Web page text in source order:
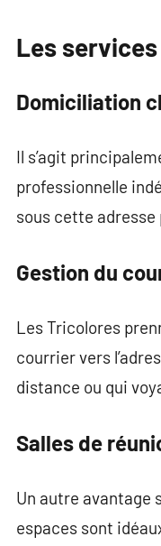
Les
Domiciliation
Il s’agit
professionnelle
sous cette
Gestion du
Les Tricolores
courrier vers
distance ou qui
Salles de
Un autre avantage
espaces sont